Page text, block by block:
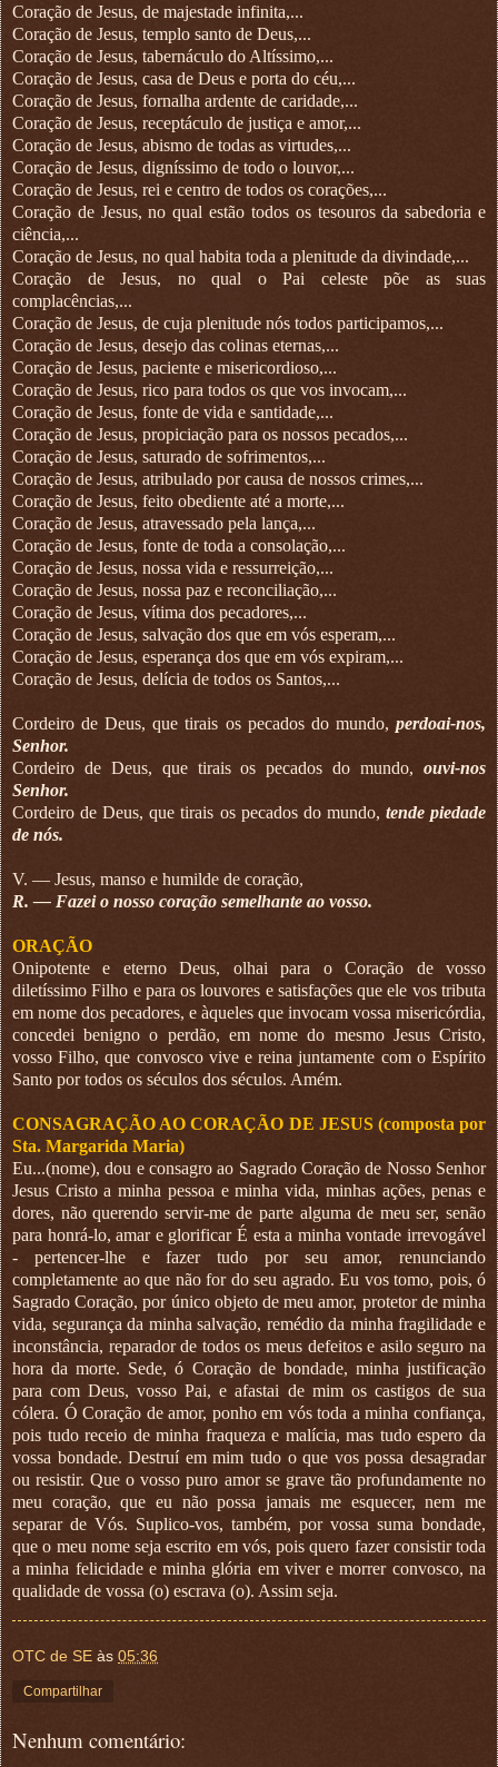
Coração de Jesus, de majestade infinita,...
Coração de Jesus, templo santo de Deus,...
Coração de Jesus, tabernáculo do Altíssimo,...
Coração de Jesus, casa de Deus e porta do céu,...
Coração de Jesus, fornalha ardente de caridade,...
Coração de Jesus, receptáculo de justiça e amor,...
Coração de Jesus, abismo de todas as virtudes,...
Coração de Jesus, digníssimo de todo o louvor,...
Coração de Jesus, rei e centro de todos os corações,...
Coração de Jesus, no qual estão todos os tesouros da sabedoria e
ciência,...
Coração de Jesus, no qual habita toda a plenitude da divindade,...
Coração de Jesus, no qual o Pai celeste põe as suas
complacências,...
Coração de Jesus, de cuja plenitude nós todos participamos,...
Coração de Jesus, desejo das colinas eternas,...
Coração de Jesus, paciente e misericordioso,...
Coração de Jesus, rico para todos os que vos invocam,...
Coração de Jesus, fonte de vida e santidade,...
Coração de Jesus, propiciação para os nossos pecados,...
Coração de Jesus, saturado de sofrimentos,...
Coração de Jesus, atribulado por causa de nossos crimes,...
Coração de Jesus, feito obediente até a morte,...
Coração de Jesus, atravessado pela lança,...
Coração de Jesus, fonte de toda a consolação,...
Coração de Jesus, nossa vida e ressurreição,...
Coração de Jesus, nossa paz e reconciliação,...
Coração de Jesus, vítima dos pecadores,...
Coração de Jesus, salvação dos que em vós esperam,...
Coração de Jesus, esperança dos que em vós expiram,...
Coração de Jesus, delícia de todos os Santos,...
Cordeiro de Deus, que tirais os pecados do mundo, perdoai-nos,
Senhor.
Cordeiro de Deus, que tirais os pecados do mundo, ouvi-nos
Senhor.
Cordeiro de Deus, que tirais os pecados do mundo, tende piedade
de nós.
V. — Jesus, manso e humilde de coração,
R. — Fazei o nosso coração semelhante ao vosso.
ORAÇÃO
Onipotente e eterno Deus, olhai para o Coração de vosso
diletíssimo Filho e para os louvores e satisfações que ele vos tributa
em nome dos pecadores, e àqueles que invocam vossa misericórdia,
concedei benigno o perdão, em nome do mesmo Jesus Cristo,
vosso Filho, que convosco vive e reina juntamente com o Espírito
Santo por todos os séculos dos séculos. Amém.
CONSAGRAÇÃO AO CORAÇÃO DE JESUS (composta por
Sta. Margarida Maria)
Eu...(nome), dou e consagro ao Sagrado Coração de Nosso Senhor
Jesus Cristo a minha pessoa e minha vida, minhas ações, penas e
dores, não querendo servir-me de parte alguma de meu ser, senão
para honrá-lo, amar e glorificar É esta a minha vontade irrevogável
- pertencer-lhe e fazer tudo por seu amor, renunciando
completamente ao que não for do seu agrado. Eu vos tomo, pois, ó
Sagrado Coração, por único objeto de meu amor, protetor de minha
vida, segurança da minha salvação, remédio da minha fragilidade e
inconstância, reparador de todos os meus defeitos e asilo seguro na
hora da morte. Sede, ó Coração de bondade, minha justificação
para com Deus, vosso Pai, e afastai de mim os castigos de sua
cólera. Ó Coração de amor, ponho em vós toda a minha confiança,
pois tudo receio de minha fraqueza e malícia, mas tudo espero da
vossa bondade. Destruí em mim tudo o que vos possa desagradar
ou resistir. Que o vosso puro amor se grave tão profundamente no
meu coração, que eu não possa jamais me esquecer, nem me
separar de Vós. Suplico-vos, também, por vossa suma bondade,
que o meu nome seja escrito em vós, pois quero fazer consistir toda
a minha felicidade e minha glória em viver e morrer convosco, na
qualidade de vossa (o) escrava (o). Assim seja.
OTC de SE às 05:36
Compartilhar
Nenhum comentário: